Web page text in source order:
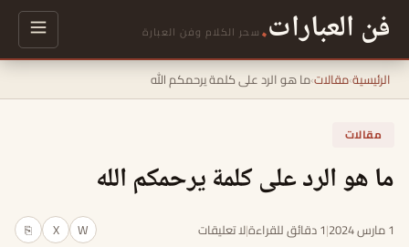
فن العبارات. سحر الكلام وفن العبارة
الرئيسية›مقالات›ما هو الرد على كلمة يرحمكم الله
مقالات
ما هو الرد على كلمة يرحمكم الله
1 مارس 2024 |1 دقائق للقراءة |لا تعليقات W
X
⎘